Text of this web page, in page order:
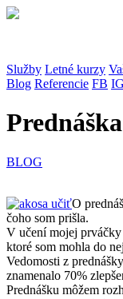
Služby Letné kurzy
Blog Referencie FB IG
BLOG
O
čoho som prišla.
V učení mojej
ktoré som mohla do
Vedomosti z
znamenalo 70%
Prednášku môžem